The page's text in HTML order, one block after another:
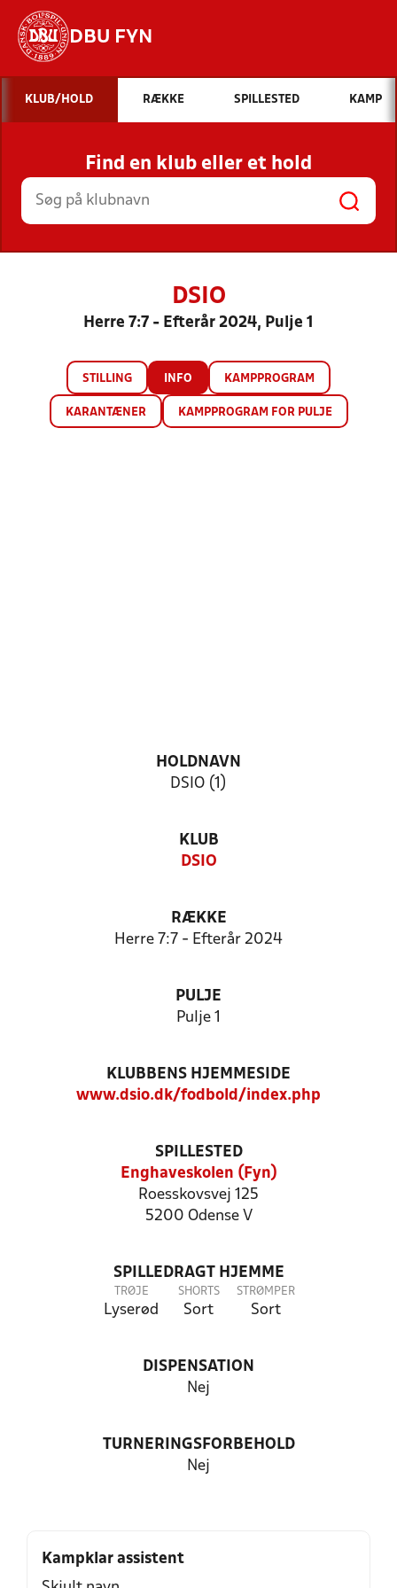
DBU FYN
Hvad vil du søge efter?
INDHOLD OG NYHEDER
STILLINGER, RESULTATER, KLUBBER OG
HOLD
KLUB/HOLD RÆKKE SPILLESTED KAMP
Find en klub eller et hold
DSIO
Herre 7:7 - Efterår 2024, Pulje 1
STILLING INFO KAMPPROGRAM
KARANTÆNER KAMPPROGRAM FOR PULJE
HOLDNAVN
DSIO (1)
KLUB
DSIO
RÆKKE
Herre 7:7 - Efterår 2024
PULJE
Pulje 1
KLUBBENS HJEMMESIDE
www.dsio.dk/fodbold/index.php
SPILLESTED
Enghaveskolen (Fyn)
Roesskovsvej 125
5200 Odense V
SPILLEDRAGT HJEMME
TRØJE
Lyserød
SHORTS
Sort
STRØMPER
Sort
DISPENSATION
Nej
TURNERINGSFORBEHOLD
Nej
Kampklar assistent